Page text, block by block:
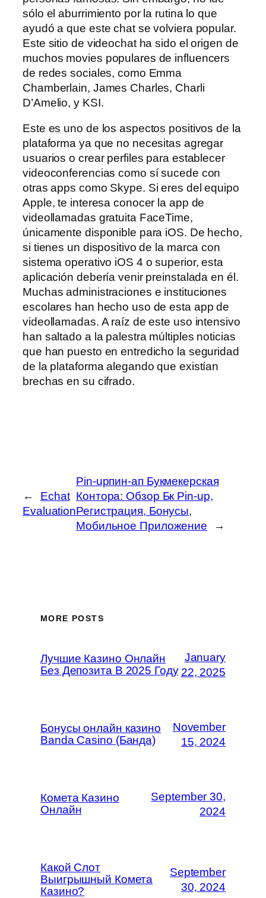
sólo el aburrimiento por la rutina lo que
ayudó a que este chat se volviera popular.
Este sitio de videochat ha sido el origen de
muchos movies populares de influencers
de redes sociales, como Emma
Chamberlain, James Charles, Charli
D’Amelio, y KSI.
Este es uno de los aspectos positivos de la
plataforma ya que no necesitas agregar
usuarios o crear perfiles para establecer
videoconferencias como sí sucede con
otras apps como Skype. Si eres del equipo
Apple, te interesa conocer la app de
videollamadas gratuita FaceTime,
únicamente disponible para iOS. De hecho,
si tienes un dispositivo de la marca con
sistema operativo iOS 4 o superior, esta
aplicación debería venir preinstalada en él.
Muchas administraciones e instituciones
escolares han hecho uso de esta app de
videollamadas. A raíz de este uso intensivo
han saltado a la palestra múltiples noticias
que han puesto en entredicho la seguridad
de la plataforma alegando que existían
brechas en su cifrado.
←
Echat
Evaluation
Pin-upпин-ап Букмекерская
Контора: Обзор Бк Pin-up,
Регистрация, Бонусы,
Мобильное Приложение
→
MORE POSTS
Лучшие Казино Онлайн
Без Депозита В 2025 Году
January
22, 2025
Бонусы онлайн казино
Banda Casino (Банда)
November
15, 2024
Комета Казино
Онлайн
September 30,
2024
Какой Слот
Выигрышный Комета
Казино?
September
30, 2024